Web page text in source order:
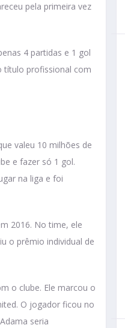
pela primeira vez
4 partidas e 1 gol
título profissional com
valeu 10 milhões de
e fazer só 1 gol.
na liga e foi
2016. No time, ele
o prêmio individual de
o clube. Ele marcou o
O jogador ficou no
seria